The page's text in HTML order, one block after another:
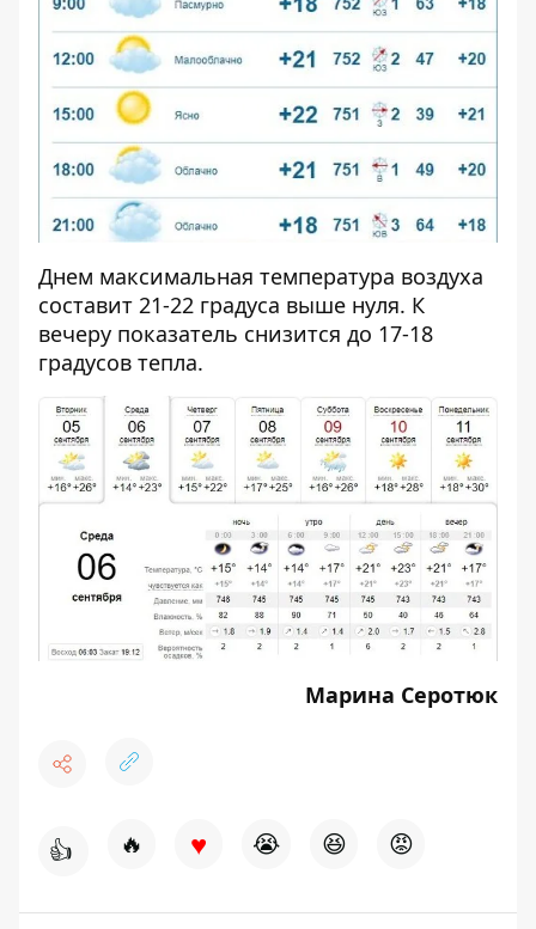
Днем максимальная температура воздуха
составит 21-22 градуса выше нуля. К
вечеру показатель снизится до 17-18
градусов тепла.
Марина Серотюк
👍 🔥 ♥ 😭 😆 😡